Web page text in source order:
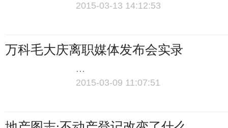
2015-03-13 14:12:53
万科毛大庆离职媒体发布会实录
...
2015-03-09 11:07:51